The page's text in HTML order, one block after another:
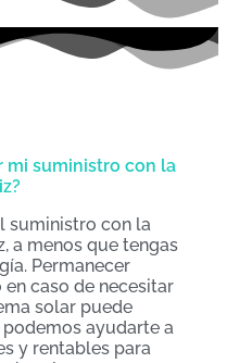
mi suministro con la
suministro con la
a menos que tengas
Permanecer
caso de necesitar
solar puede
ayudarte a
y rentables para